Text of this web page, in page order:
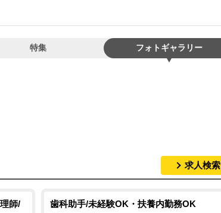
特集 フォトギャラリー
求人検索
師/ 歯科助手/未経験OK・扶養内勤務OK